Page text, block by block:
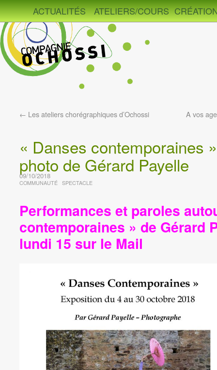
ACTUALITÉS ATELIERS/COURS
← Les ateliers chorégraphiques d’Ochossi A vos
« Danses contemporaines
photo de Gérard Payelle
09/10/2018
COMMUNAUTÉ SPECTACLE
Performances et paroles
contemporaines » de Gérard
lundi 15 sur le Mail